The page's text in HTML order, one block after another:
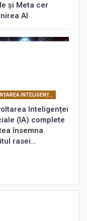
și Meta cer
AI
AMENINȚAREA INTELIGENȚEI ARTIFICIALE
Inteligenței
(IA) complete
însemna
rasei…